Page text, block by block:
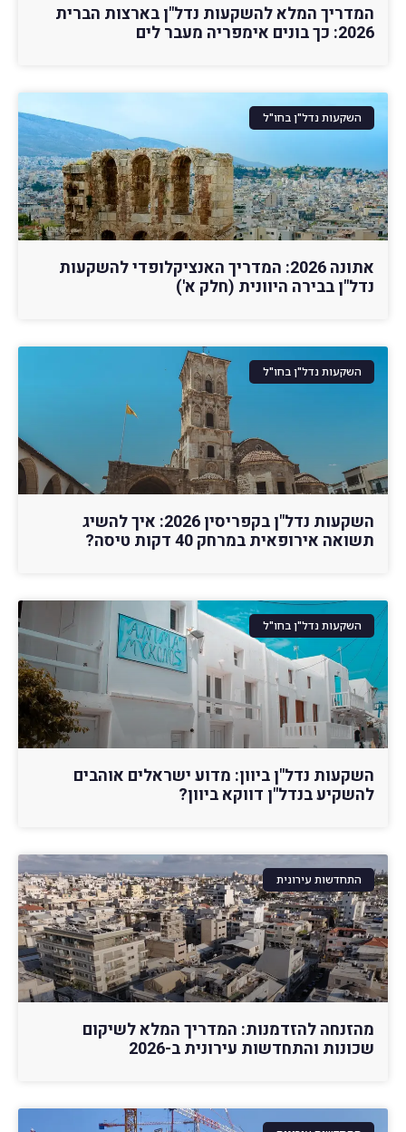
המדריך המלא להשקעות נדל"ן בארצות הברית
2026: כך בונים אימפריה מעבר לים
השקעות נדל"ן בחו"ל
אתונה 2026: המדריך האנציקלופדי להשקעות
נדל"ן בבירה היוונית (חלק א')
השקעות נדל"ן בחו"ל
השקעות נדל"ן בקפריסין 2026: איך להשיג
תשואה אירופאית במרחק 40 דקות טיסה?
השקעות נדל"ן בחו"ל
השקעות נדל"ן ביוון: מדוע ישראלים אוהבים
להשקיע בנדל"ן דווקא ביוון?
התחדשות עירונית
מהזנחה להזדמנות: המדריך המלא לשיקום
שכונות והתחדשות עירונית ב-2026